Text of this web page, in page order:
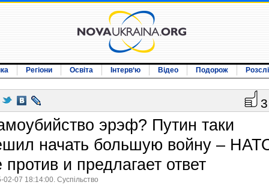
Регіони Освіта Інтерв‘ю Відео Подорож
3
эрэф? Путин таки
начать большую войну –
против и предлагает ответ
02-07 18:14:00. Суспільство